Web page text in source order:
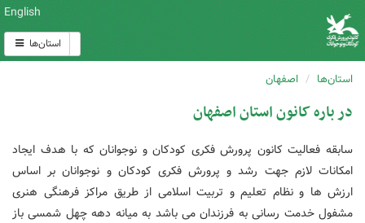
English
استان‌ها
استان‌ها اصفهان
در باره کانون استان اصفهان
سابقه فعالیت کانون پرورش فکری کودکان و نوجوانان که با هدف ایجاد
امکانات لازم جهت رشد و پرورش فکری کودکان و نوجوانان بر اساس
ارزش ها و نظام تعلیم و تربیت اسلامی از طریق مراکز فرهنگی هنری
مشفول خدمت رسانی به فرزندان می باشد به میانه دهه چهل شمسی باز